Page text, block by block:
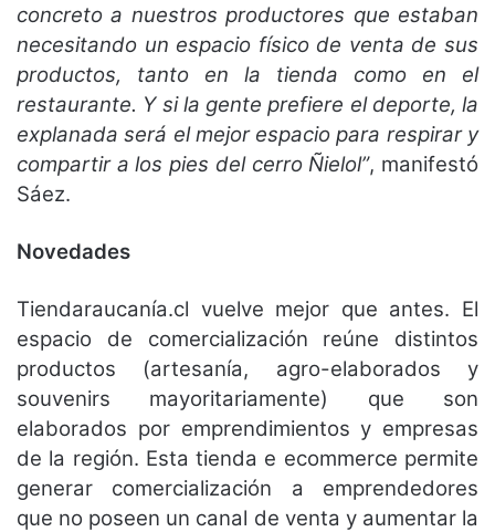
concreto a nuestros productores que estaban
necesitando un espacio físico de venta de sus
productos, tanto en la tienda como en el
restaurante. Y si la gente prefiere el deporte, la
explanada será el mejor espacio para respirar y
compartir a los pies del cerro Ñielol”, manifestó
Sáez.
Novedades
Tiendaraucanía.cl vuelve mejor que antes. El
espacio de comercialización reúne distintos
productos (artesanía, agro-elaborados y
souvenirs mayoritariamente) que son
elaborados por emprendimientos y empresas
de la región. Esta tienda e ecommerce permite
generar comercialización a emprendedores
que no poseen un canal de venta y aumentar la